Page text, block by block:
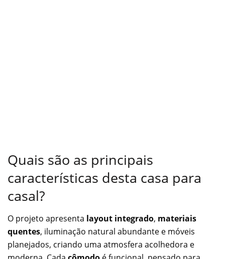
Quais são as principais
características desta casa para
casal?
O projeto apresenta layout integrado, materiais
quentes, iluminação natural abundante e móveis
planejados, criando uma atmosfera acolhedora e